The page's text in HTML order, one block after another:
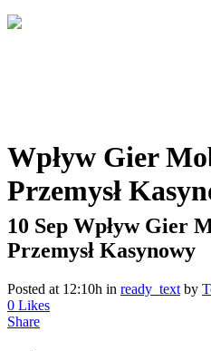
Wpływ Gier
Przemysł
10 Sep Wpływ Gier
Przemysł Kasynowy
Posted at 12:10h in ready_text by
0 Likes
Share